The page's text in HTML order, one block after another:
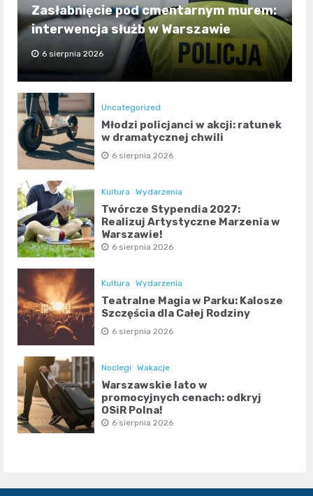
Zasłabnięcie pod cmentarnym murem:
interwencja służb w Warszawie
6 sierpnia 2026
Uncategorized
Młodzi policjanci w akcji: ratunek
w dramatycznej chwili
6 sierpnia 2026
Kultura Wydarzenia
Twórcze Stypendia 2027:
Realizuj Artystyczne Marzenia w
Warszawie!
6 sierpnia 2026
Kultura Wydarzenia
Teatralne Magia w Parku: Kalosze
Szczęścia dla Całej Rodziny
6 sierpnia 2026
Noclegi Wakacje
Warszawskie lato w
promocyjnych cenach: odkryj
OSiR Polna!
6 sierpnia 2026